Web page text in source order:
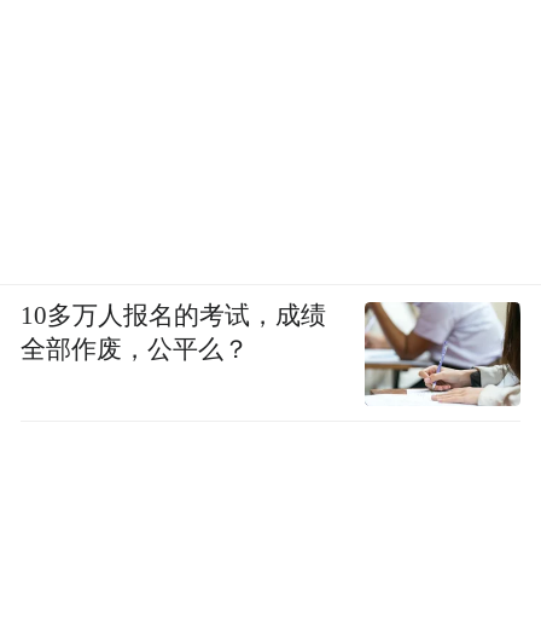
10多万人报名的考试，成绩
全部作废，公平么？